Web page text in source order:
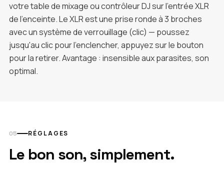
votre table de mixage ou contrôleur DJ sur l'entrée XLR
de l'enceinte. Le XLR est une prise ronde à 3 broches
avec un système de verrouillage (clic) — poussez
jusqu'au clic pour l'enclencher, appuyez sur le bouton
pour la retirer. Avantage : insensible aux parasites, son
optimal.
RÉGLAGES
Le bon son, simplement.